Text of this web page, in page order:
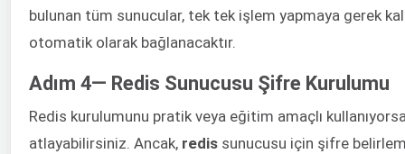
bulunan tüm sunucular, tek tek işlem yapmaya gerek
otomatik olarak bağlanacaktır.
Adım 4— Redis Sunucusu Şifre Kurulumu
Redis kurulumunu pratik veya eğitim amaçlı
atlayabilirsiniz. Ancak, redis sunucusu için şifre